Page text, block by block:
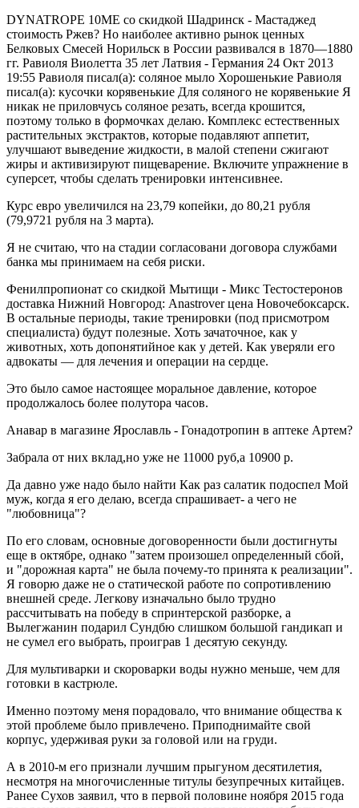
DYNATROPE 10ME со скидкой Шадринск - Мастаджед
стоимость Ржев? Но наиболее активно рынок ценных
Белковых Смесей Норильск в России развивался в 1870—1880
гг. Равиоля Виолетта 35 лет Латвия - Германия 24 Окт 2013
19:55 Равиоля писал(а): соляное мыло Хорошенькие Равиоля
писал(а): кусочки корявенькие Для соляного не корявенькие Я
никак не приловчусь соляное резать, всегда крошится,
поэтому только в формочках делаю. Комплекс естественных
растительных экстрактов, которые подавляют аппетит,
улучшают выведение жидкости, в малой степени сжигают
жиры и активизируют пищеварение. Включите упражнение в
суперсет, чтобы сделать тренировки интенсивнее.
Курс евро увеличился на 23,79 копейки, до 80,21 рубля
(79,9721 рубля на 3 марта).
Я не считаю, что на стадии согласовани договора службами
банка мы принимаем на себя риски.
Фенилпропионат со скидкой Мытищи - Микс Тестостеронов
доставка Нижний Новгород: Anastrover цена Новочебоксарск.
В остальные периоды, такие тренировки (под присмотром
специалиста) будут полезные. Хоть зачаточное, как у
животных, хоть допонятийное как у детей. Как уверяли его
адвокаты — для лечения и операции на сердце.
Это было самое настоящее моральное давление, которое
продолжалось более полутора часов.
Анавар в магазине Ярославль - Гонадотропин в аптеке Артем?
Забрала от них вклад,но уже не 11000 руб,а 10900 р.
Да давно уже надо было найти Как раз салатик подоспел Мой
муж, когда я его делаю, всегда спрашивает- а чего не
"любовница"?
По его словам, основные договоренности были достигнуты
еще в октябре, однако "затем произошел определенный сбой,
и "дорожная карта" не была почему-то принята к реализации".
Я говорю даже не о статической работе по сопротивлению
внешней среде. Легкову изначально было трудно
рассчитывать на победу в спринтерской разборке, а
Вылегжанин подарил Сундбю слишком большой гандикап и
не сумел его выбрать, проиграв 1 десятую секунду.
Для мультиварки и скороварки воды нужно меньше, чем для
готовки в кастрюле.
Именно поэтому меня порадовало, что внимание общества к
этой проблеме было привлечено. Приподнимайте свой
корпус, удерживая руки за головой или на груди.
А в 2010-м его признали лучшим прыгуном десятилетия,
несмотря на многочисленные титулы безупречных китайцев.
Ранее Сухов заявил, что в первой половине ноября 2015 года